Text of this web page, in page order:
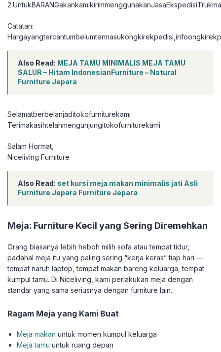
Catatan:
Also Read: MEJA TAMU MINIMALIS MEJA TAMU
SALUR – Hitam IndonesianFurniture – Natural
Furniture Jepara
Selamatberbelanjaditokofurniturekami
Terimakasihtelahmengunjungitokofurniturekami
Salam Hormat,
Niceliving Furniture
Also Read: set kursi meja makan minimalis jati Asli
Furniture Jepara Furniture Jepara
Meja: Furniture Kecil yang Sering Diremehkan
Orang biasanya lebih heboh milih sofa atau tempat tidur,
padahal meja itu yang paling sering “kerja keras” tiap hari —
tempat naruh laptop, tempat makan bareng keluarga, tempat
kumpul tamu. Di Niceliving, kami perlakukan meja dengan
standar yang sama seriusnya dengan furniture lain.
Ragam Meja yang Kami Buat
Meja makan untuk momen kumpul keluarga
Meja tamu untuk ruang depan